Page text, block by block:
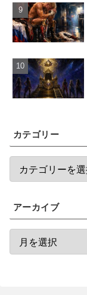
カテゴリー
アーカイブ